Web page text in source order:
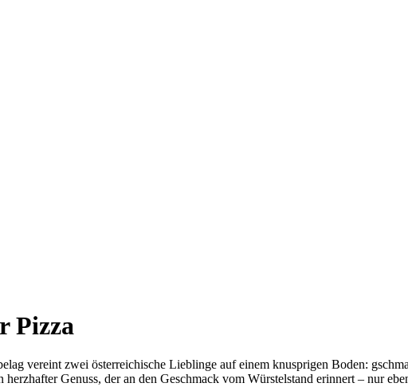
Pizza
vereint zwei österreichische Lieblinge auf einem knusprigen Boden:
Genuss, der an den Geschmack vom Würstelstand erinnert – nur